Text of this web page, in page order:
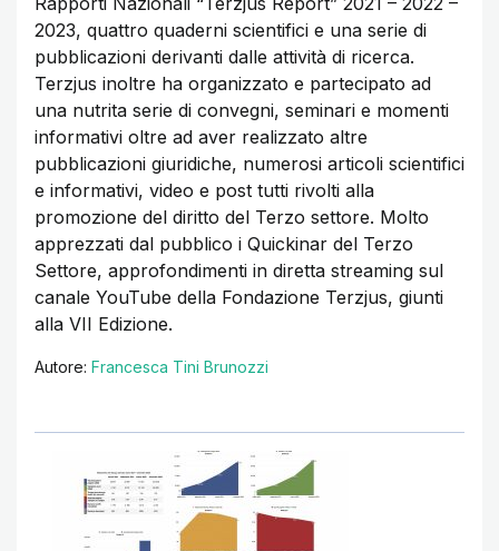
2023, quattro quaderni scientifici e una serie di
pubblicazioni derivanti dalle attività di ricerca.
Terzjus inoltre ha organizzato e partecipato ad
una nutrita serie di convegni, seminari e momenti
informativi oltre ad aver realizzato altre
pubblicazioni giuridiche, numerosi articoli scientifici
e informativi, video e post tutti rivolti alla
promozione del diritto del Terzo settore. Molto
apprezzati dal pubblico i Quickinar del Terzo
Settore, approfondimenti in diretta streaming sul
canale YouTube della Fondazione Terzjus, giunti
alla VII Edizione.
Autore: Francesca Tini Brunozzi